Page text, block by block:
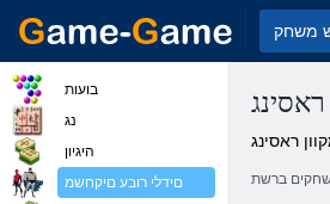
ראסינג
ראסינג
ברשת
בועות
נג
היגיון
םידלי רובע םיקחשמ